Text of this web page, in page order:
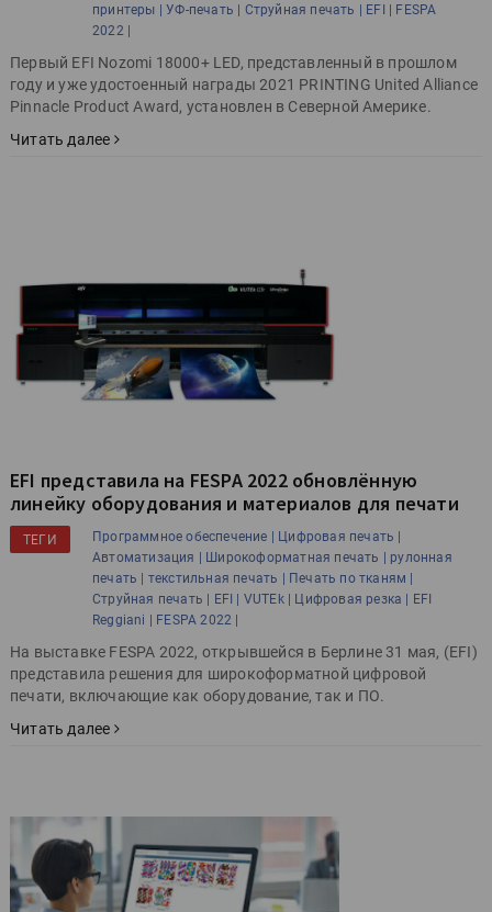
принтеры | УФ-печать | Струйная печать | EFI |
FESPA
2022 |
Первый EFI Nozomi 18000+ LED, представленный в прошлом
году и уже удостоенный награды 2021 PRINTING United Alliance
Pinnacle Product Award, установлен в Северной Америке.
Читать далее
EFI представила на FESPA 2022 обновлённую
линейку оборудования и материалов для печати
ТЕГИ Программное обеспечение | Цифровая печать |
Автоматизация | Широкоформатная печать | рулонная
печать | текстильная печать | Печать по тканям |
Струйная печать | EFI | VUTEk | Цифровая резка | EFI
Reggiani | FESPA 2022 |
На выставке FESPA 2022, открывшейся в Берлине 31 мая, (EFI)
представила решения для широкоформатной цифровой
печати, включающие как оборудование, так и ПО.
Читать далее